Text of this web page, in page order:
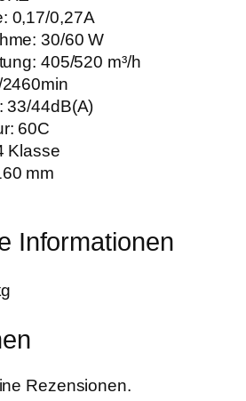
0,17/0,27A
30/60 W
405/520 m³/h
33/44dB(A)
60C
Klasse
mm
Informationen
Rezensionen.